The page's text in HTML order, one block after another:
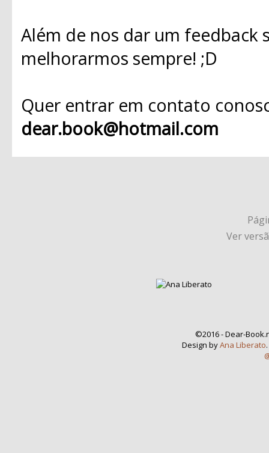
Além de nos dar um
melhorarmos sempre! ;D
Quer entrar em contato
dear.book@hotmail.com
Ver
©2016 - Dear-
Design byAna Liberato